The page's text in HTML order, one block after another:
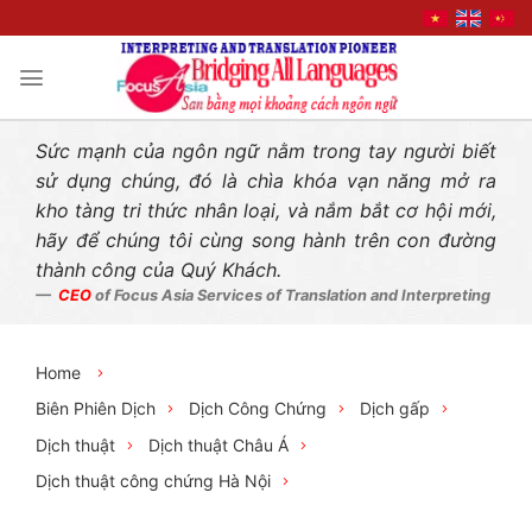
Sức mạnh của ngôn ngữ nằm trong tay người biết
sử dụng chúng, đó là chìa khóa vạn năng mở ra
kho tàng tri thức nhân loại, và nắm bắt cơ hội mới,
hãy để chúng tôi cùng song hành trên con đường
thành công của Quý Khách.
CEO of Focus Asia Services of Translation and Interpreting
Home
Biên Phiên Dịch
Dịch Công Chứng
Dịch gấp
Dịch thuật
Dịch thuật Châu Á
Dịch thuật công chứng Hà Nội